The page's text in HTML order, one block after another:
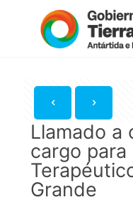
Llamado a
cargo
Grande